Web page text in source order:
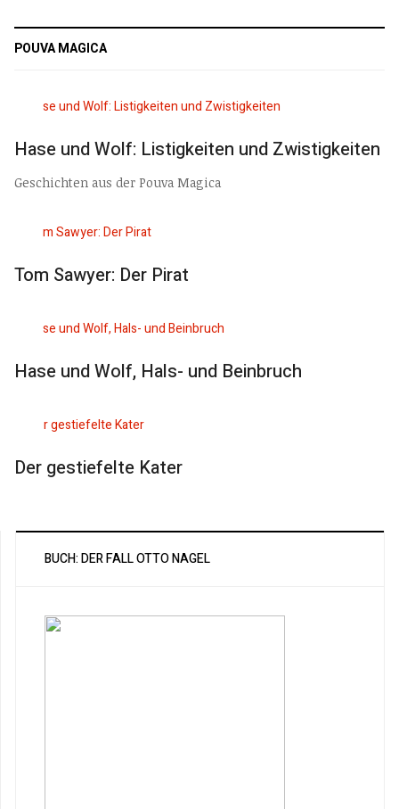
POUVA MAGICA
Hase und Wolf: Listigkeiten und Zwistigkeiten
Geschichten aus der Pouva Magica
Tom Sawyer: Der Pirat
Hase und Wolf, Hals- und Beinbruch
Der gestiefelte Kater
BUCH: DER FALL OTTO NAGEL